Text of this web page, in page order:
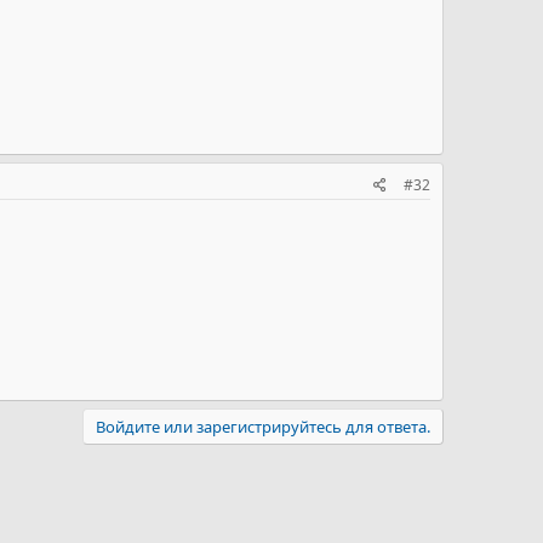
#32
Войдите или зарегистрируйтесь для ответа.